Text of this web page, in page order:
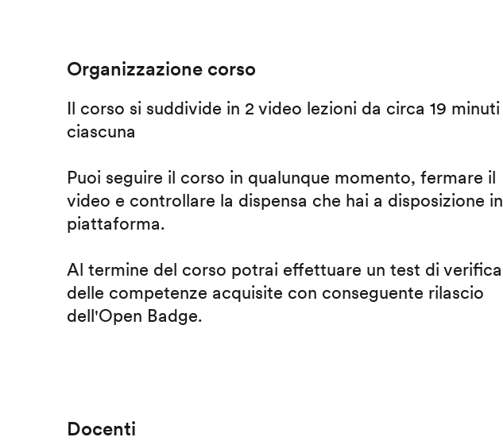
Organizzazione corso
Il corso si suddivide in 2 video lezioni da circa 19 minuti
ciascuna
Puoi seguire il corso in qualunque momento, fermare il
video e controllare la dispensa che hai a disposizione in
piattaforma.
Al termine del corso potrai effettuare un test di verifica
delle competenze acquisite con conseguente rilascio
dell'Open Badge.
Docenti